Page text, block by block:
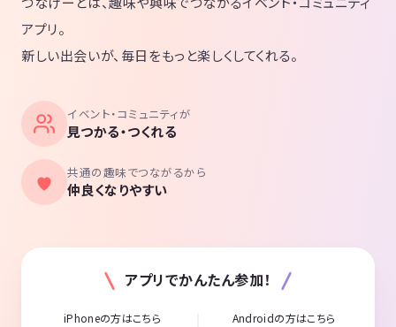
アプリ。
新しい出会いが、毎日をもっと楽しくしてくれる。
イベント・コミュニティが
見つかる・つくれる
共通の趣味でつながるから
仲良くなりやすい
アプリでかんたん参加！
iPhoneの方はこちら Androidの方はこちら